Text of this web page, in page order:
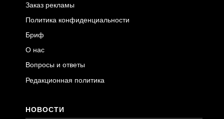
Заказ рекламы
Политика конфиденциальности
Бриф
О нас
Вопросы и ответы
Редакционная политика
НОВОСТИ